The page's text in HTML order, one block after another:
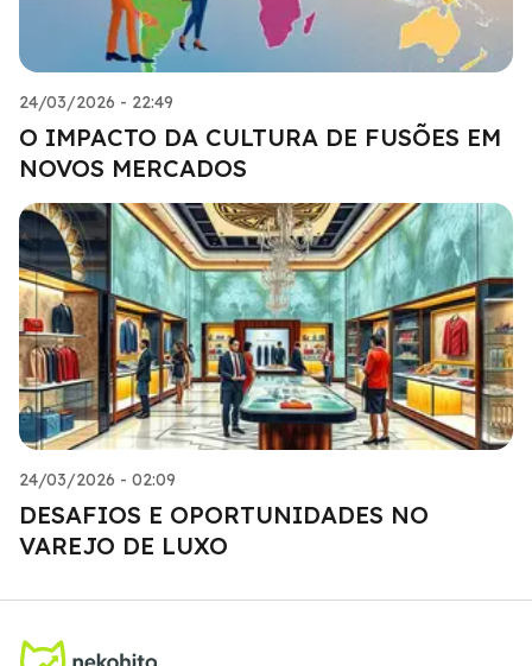
24/03/2026 - 22:49
O IMPACTO DA CULTURA DE FUSÕES EM
NOVOS MERCADOS
24/03/2026 - 02:09
DESAFIOS E OPORTUNIDADES NO
VAREJO DE LUXO